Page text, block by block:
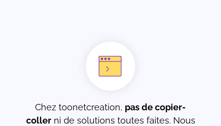
Chez toonetcreation, pas de copier-
collerni de solutions toutes faites. Nous